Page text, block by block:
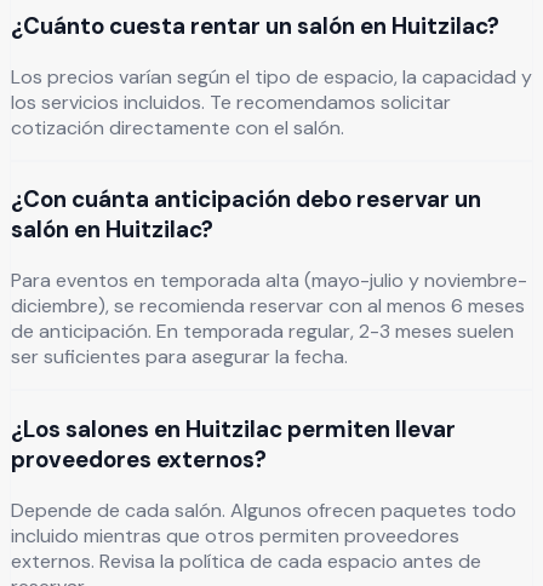
¿Cuánto cuesta rentar un salón en Huitzilac?
Los precios varían según el tipo de espacio, la capacidad y
los servicios incluidos. Te recomendamos solicitar
cotización directamente con el salón.
¿Con cuánta anticipación debo reservar un
salón en Huitzilac?
Para eventos en temporada alta (mayo-julio y noviembre-
diciembre), se recomienda reservar con al menos 6 meses
de anticipación. En temporada regular, 2-3 meses suelen
ser suficientes para asegurar la fecha.
¿Los salones en Huitzilac permiten llevar
proveedores externos?
Depende de cada salón. Algunos ofrecen paquetes todo
incluido mientras que otros permiten proveedores
externos. Revisa la política de cada espacio antes de